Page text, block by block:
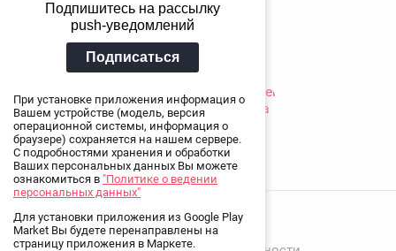
Юлия
+7 (906) 644-19-98
Подпишитесь на рассылку
push-уведомлений
Подписаться
При установке приложения информация о
Вашем устройстве (модель, версия
операционной системы, информация о
браузере) сохраняется на нашем сервере.
С подробностями хранения и обработки
Ваших персональных данных Вы можете
ознакомиться в "Политике о ведении
персональных данных"
Для установки приложения из Google Play
Market Вы будете перенаправлены на
страницу приложения в Маркете.
2025 KATAN